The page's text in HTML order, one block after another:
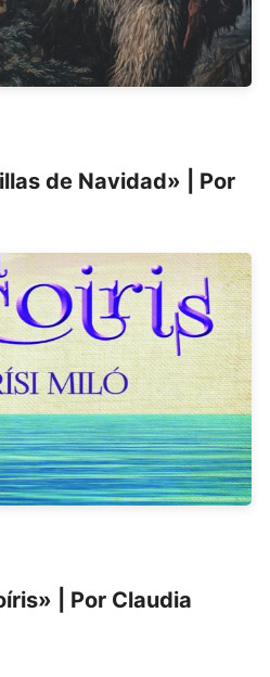
de Navidad» | Por
| Por Claudia